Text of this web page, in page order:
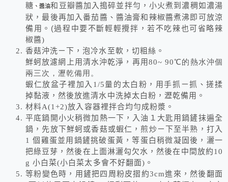
糖 、醬油和豆瓣醬加入搗碎並拌勻，小火煮到濃稠如濃湯
狀，最後再加入番茄醬、醬油膏和辣椒醬煮沸即可放涼
備用。 (過程中要不斷輕輕攪拌，若不吃辣也可省略辣
椒醬)
香菇沖洗ㄧ下，泡冷水至軟，切粗絲。
鮮蚵放濾網上用清水沖乾淨，再用80~ 90℃的熱水沖個
兩三次，瀝乾備用。
蝦仁放盆子裡加入 1/5量的太白粉，用手抓ㄧ抓、搓揉
掉黏液，然後放進清水中洗掉太白粉，瀝乾備用。
材料A(1+2)放入容器裡拌合均勻成粉漿。
平底鍋開小火稍微加熱一下，入油１大匙用鍋鏟抹遍全
鍋，先放下鮮蚵或香菇或蝦仁，煎炒ㄧ下至半熟，打入
1個雞蛋並用鍋鏟挑破蛋黃，等蛋白稍微凝固後，灑一
把綠豆芽，然後在上面淋灑勾欠水，然後在中間放約10
g 小白菜(小白菜太多會不好翻面) 。
等粉變色時，用鏟把四周粉皮摺約3cm進來，然後翻面